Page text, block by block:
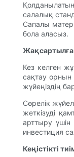
салалық
Сапалы
бола аласыз.
Кез келген
сақтау орнын
жүйеңіздің
Сөрелік
жеткізуді
арттыру үшін
инвестиция
Кеңістікті